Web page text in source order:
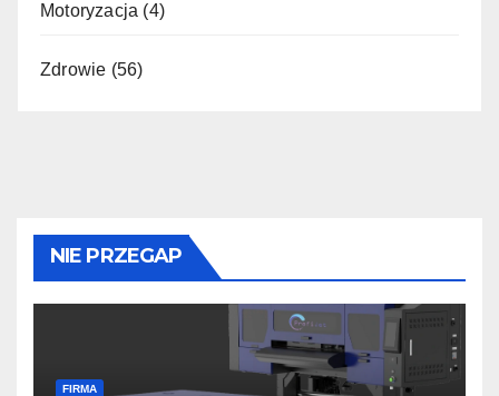
Motoryzacja (4)
Zdrowie (56)
NIE PRZEGAP
FIRMA